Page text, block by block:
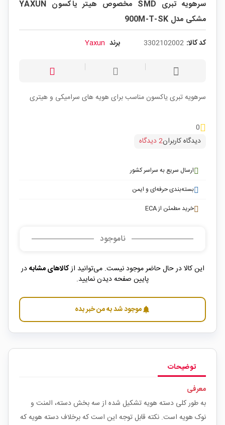
سرهویه تبری SMD مخصوص هیتر یاکسون YAXUN
مشکی مدل 900M-T-SK
کد کالا: 3302102002 برند Yaxun
سرهویه تبری یاکسون مناسب برای هویه های سرامیکی و هیتری
0
دیدگاه کاربران2 دیدگاه
ارسال سریع به سراسر کشور
بسته‌بندی حرفه‌ای و ایمن
خرید مطمئن از ECA
ناموجود
این کالا در حال حاضر موجود نیست. می‌توانید ازکالاهای مشابهدر
پایین صفحه دیدن نمایید.
notificationsموجود شد به من خبر بده
توضیحات
معرفی
به طور کلی دسته هویه تشکیل شده از سه بخش دسته، المنت و
نوک هویه است. نکته قابل توجه این است که برخلاف دسته هویه که